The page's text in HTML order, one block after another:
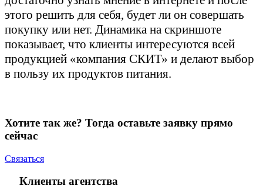
этого решить для себя, будет ли он совершать
покупку или нет. Динамика на скриншоте
показывает, что клиенты интересуются всей
продукцией «компания СКИТ» и делают выбор
в пользу их продуктов питания.
Хотите так же? Тогда оставьте заявку прямо
сейчас
Связаться
Клиенты агентства